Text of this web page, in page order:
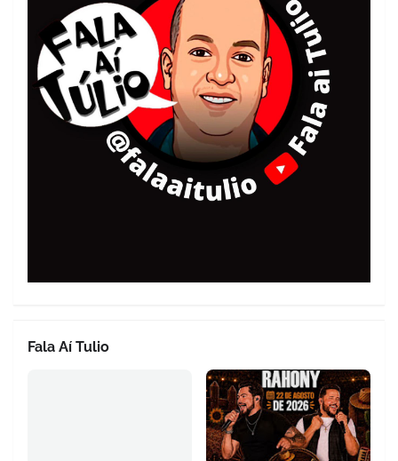
Fala Aí Tulio